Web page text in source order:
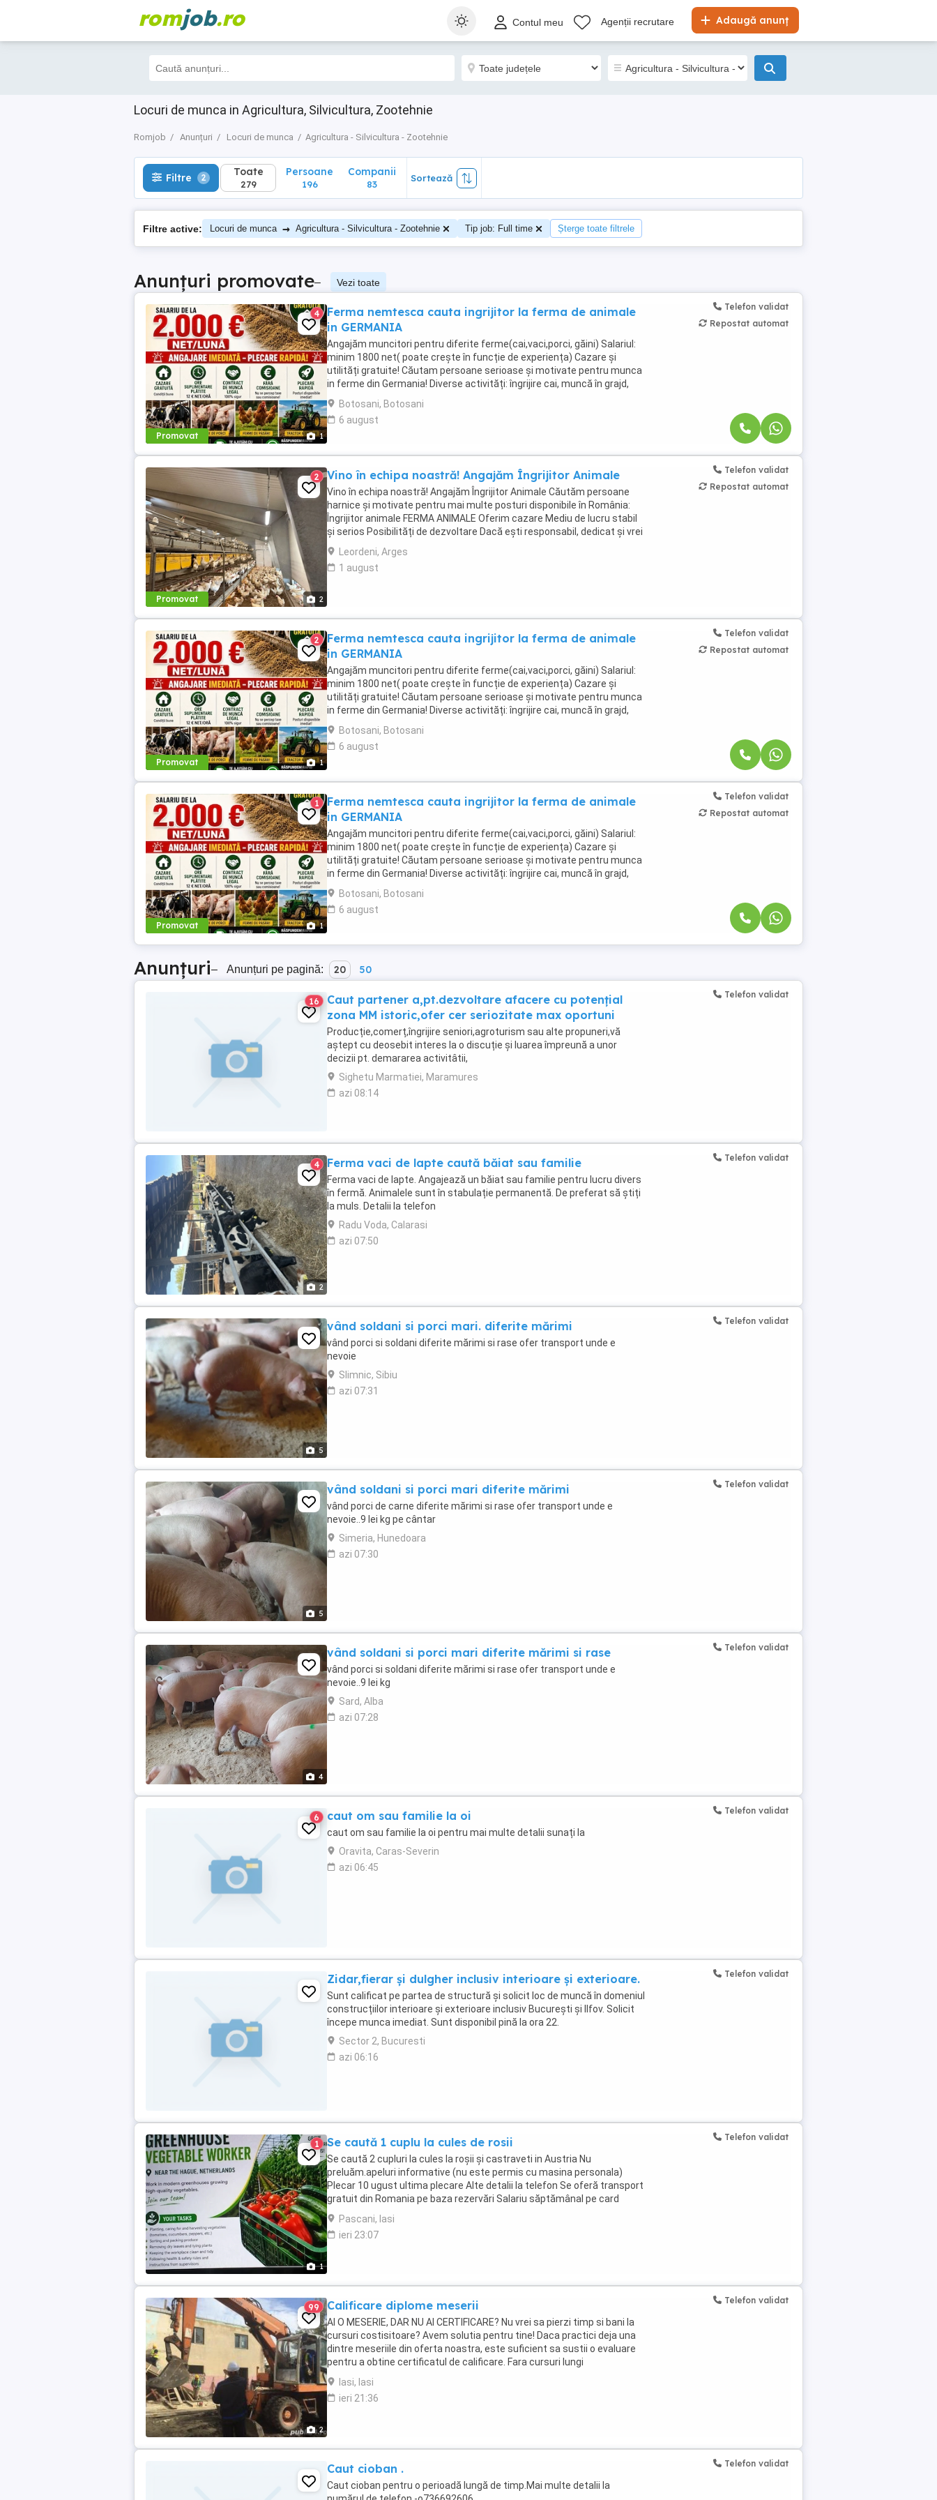
romjob.ro Adaugă anunț
Contul meu Agenții recrutare
Locuri de munca in Agricultura, Silvicultura, Zootehnie
Romjob Anunțuri Locuri de munca Agricultura - Silvicultura - Zootehnie
Filtre 2 Toate
279
Filtre 2 Toate
279
Persoane
196
Companii
83
Sortează
Filtre active: Locuri de munca → Agricultura - Silvicultura - Zootehnie Tip job: Full time Șterge toate filtrele
Anunțuri promovate– Vezi toate
Promovat 1
4
Ferma nemtesca cauta ingrijitor la ferma de animale
in GERMANIA
Angajăm muncitori pentru diferite ferme(cai,vaci,porci, găini) Salariul:
minim 1800 net( poate crește în funcție de experiența) Cazare și
utilități gratuite! Căutam persoane serioase și motivate pentru munca
in ferme din Germania! Diverse activități: îngrijire cai, muncă în grajd,
agricultura, îngrijirea ...
Botosani, Botosani
6 august
Telefon validat
Repostat automat
Promovat 2
2 Vino în echipa noastră! Angajăm Îngrijitor Animale
Vino în echipa noastră! Angajăm Îngrijitor Animale Căutăm persoane
harnice și motivate pentru mai multe posturi disponibile în România:
Îngrijitor animale FERMA ANIMALE Oferim cazare Mediu de lucru stabil
și serios Posibilități de dezvoltare Dacă ești responsabil, dedicat și vrei
să faci parte dintr-o ...
Leordeni, Arges
1 august
Telefon validat
Repostat automat
Promovat 1
2
Ferma nemtesca cauta ingrijitor la ferma de animale
in GERMANIA
Angajăm muncitori pentru diferite ferme(cai,vaci,porci, găini) Salariul:
minim 1800 net( poate crește în funcție de experiența) Cazare și
utilități gratuite! Căutam persoane serioase și motivate pentru munca
in ferme din Germania! Diverse activități: îngrijire cai, muncă în grajd,
agricultura, îngrijirea ...
Botosani, Botosani
6 august
Telefon validat
Repostat automat
Promovat 1
1
Ferma nemtesca cauta ingrijitor la ferma de animale
in GERMANIA
Angajăm muncitori pentru diferite ferme(cai,vaci,porci, găini) Salariul:
minim 1800 net( poate crește în funcție de experiența) Cazare și
utilități gratuite! Căutam persoane serioase și motivate pentru munca
in ferme din Germania! Diverse activități: îngrijire cai, muncă în grajd,
agricultura, îngrijirea ...
Botosani, Botosani
6 august
Telefon validat
Repostat automat
Anunțuri– Anunțuri pe pagină: 20 50
16
Caut partener a,pt.dezvoltare afacere cu potențial
zona MM istoric,ofer cer seriozitate max oportuni
Producție,comerț,îngrijire seniori,agroturism sau alte propuneri,vă
aștept cu deosebit interes la o discuție și luarea împreună a unor
decizii pt. demararea activitâtii,
Sighetu Marmatiei, Maramures
azi 08:14
Telefon validat
2
4 Ferma vaci de lapte caută băiat sau familie
Ferma vaci de lapte. Angajează un băiat sau familie pentru lucru divers
în fermă. Animalele sunt în stabulație permanentă. De preferat să știți
la muls. Detalii la telefon
Radu Voda, Calarasi
azi 07:50
Telefon validat
5
vând soldani si porci mari. diferite mărimi
vând porci si soldani diferite mărimi si rase ofer transport unde e
nevoie
Slimnic, Sibiu
azi 07:31
Telefon validat
5
vând soldani si porci mari diferite mărimi
vând porci de carne diferite mărimi si rase ofer transport unde e
nevoie..9 lei kg pe cântar
Simeria, Hunedoara
azi 07:30
Telefon validat
4
vând soldani si porci mari diferite mărimi si rase
vând porci si soldani diferite mărimi si rase ofer transport unde e
nevoie..9 lei kg
Sard, Alba
azi 07:28
Telefon validat
6 caut om sau familie la oi
caut om sau familie la oi pentru mai multe detalii sunați la
Oravita, Caras-Severin
azi 06:45
Telefon validat
Zidar,fierar și dulgher inclusiv interioare și exterioare.
Sunt calificat pe partea de structură și solicit loc de muncă în domeniul
construcțiilor interioare și exterioare inclusiv București și Ilfov. Solicit
începe munca imediat. Sunt disponibil pină la ora 22.
Sector 2, Bucuresti
azi 06:16
Telefon validat
1
1 Se caută 1 cuplu la cules de rosii
Se caută 2 cupluri la cules la roșii și castraveti in Austria Nu
preluăm.apeluri informative (nu este permis cu masina personala)
Plecar 10 ugust ultima plecare Alte detalii la telefon Se oferă transport
gratuit din Romania pe baza rezervări Salariu săptămânal pe card
estimat la 3000 ...
Pascani, Iasi
ieri 23:07
Telefon validat
2
99 Calificare diplome meserii
AI O MESERIE, DAR NU AI CERTIFICARE? Nu vrei sa pierzi timp si bani la
cursuri costisitoare? Avem solutia pentru tine! Daca practici deja una
dintre meseriile din oferta noastra, este suficient sa sustii o evaluare
pentru a obtine certificatul de calificare. Fara cursuri lungi
Economisesti timp si ...
Iasi, Iasi
ieri 21:36
Telefon validat
Caut cioban .
Caut cioban pentru o perioadă lungă de timp.Mai multe detalii la
Telefon validat